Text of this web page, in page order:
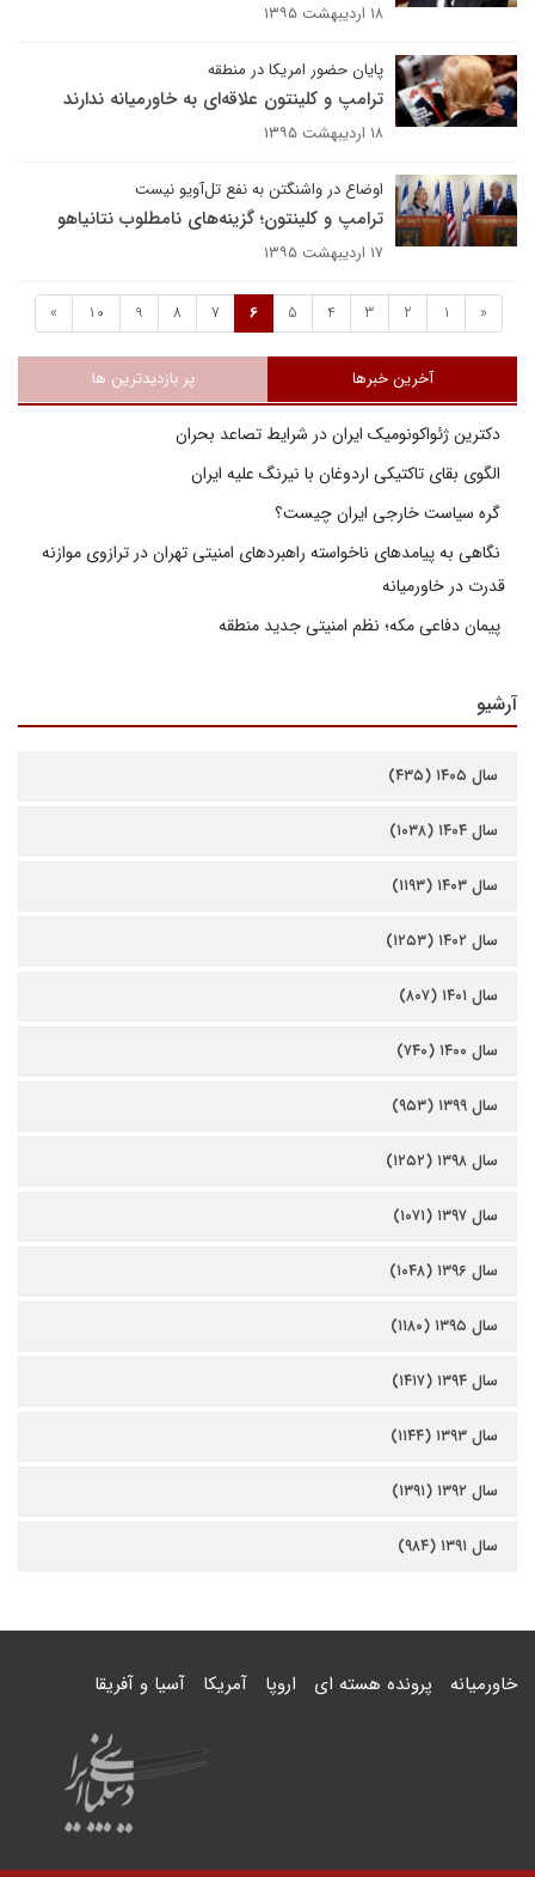
۱۸ اردیبهشت ۱۳۹۵
پایان حضور امریکا در منطقه
ترامپ و کلینتون علاقه‌ای به خاورمیانه ندارند
۱۸ اردیبهشت ۱۳۹۵
اوضاع در واشنگتن به نفع تل‌آویو نیست
ترامپ و کلینتون؛ گزینه‌های نامطلوب نتانیاهو
۱۷ اردیبهشت ۱۳۹۵
«
1
2
3
4
5
6
7
8
9
10
»
آخرین خبرها پر بازدیدترین ها
دکترین ژئواکونومیک ایران در شرایط تصاعد بحران
الگوی بقای تاکتیکی اردوغان با نیرنگ علیه ایران
گره سیاست خارجی ایران چیست؟
نگاهی به پیامدهای ناخواسته راهبردهای امنیتی تهران در ترازوی موازنه
قدرت در خاورمیانه
پیمان دفاعی مکه؛ نظم امنیتی جدید منطقه
آرشیو
سال ۱۴۰۵ (۴۳۵)
سال ۱۴۰۴ (۱۰۳۸)
سال ۱۴۰۳ (۱۱۹۳)
سال ۱۴۰۲ (۱۲۵۳)
سال ۱۴۰۱ (۸۰۷)
سال ۱۴۰۰ (۷۴۰)
سال ۱۳۹۹ (۹۵۳)
سال ۱۳۹۸ (۱۲۵۲)
سال ۱۳۹۷ (۱۰۷۱)
سال ۱۳۹۶ (۱۰۴۸)
سال ۱۳۹۵ (۱۱۸۰)
سال ۱۳۹۴ (۱۴۱۷)
سال ۱۳۹۳ (۱۱۴۴)
سال ۱۳۹۲ (۱۳۹۱)
سال ۱۳۹۱ (۹۸۴)
خاورمیانه پرونده هسته ای اروپا آمریکا آسیا و آفریقا